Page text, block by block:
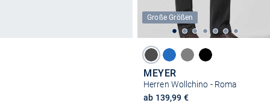
Große Größen
MEYER
Herren Wollchino - Roma
ab 139,99 €